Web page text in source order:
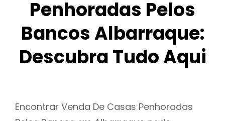
Penhoradas Pelos
Bancos Albarraque:
Descubra Tudo Aqui
Encontrar Venda De Casas Penhoradas